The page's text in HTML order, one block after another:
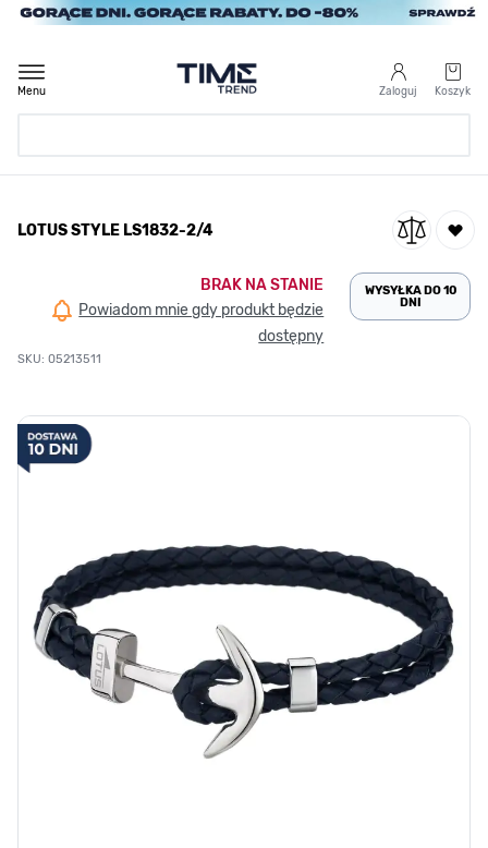
Przejdź do treści
Zaloguj Koszyk
Menu
/
LOTUS STYLE LS1832-2/4
LOTUS STYLE LS1832-2/4
BRAK NA STANIE
Powiadom mnie gdy produkt będzie
dostępny
SKU: 05213511
WYSYŁKA DO 10
DNI